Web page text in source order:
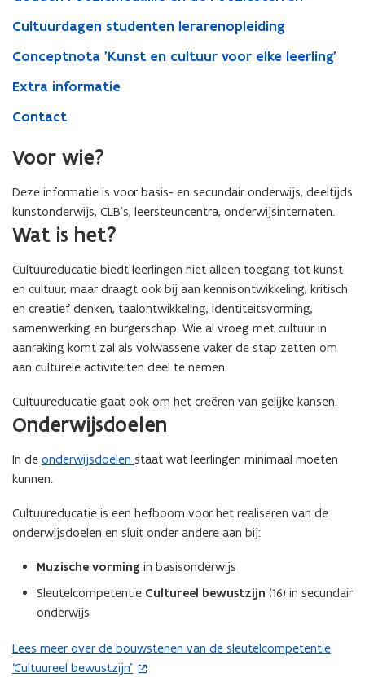
Cultuurdagen studenten lerarenopleiding
Conceptnota 'Kunst en cultuur voor elke leerling'
Extra informatie
Contact
Voor wie?
Deze informatie is voor basis- en secundair onderwijs, deeltijds
kunstonderwijs, CLB’s, leersteuncentra, onderwijsinternaten.
Wat is het?
Cultuureducatie biedt leerlingen niet alleen toegang tot kunst
en cultuur, maar draagt ook bij aan kennisontwikkeling, kritisch
en creatief denken, taalontwikkeling, identiteitsvorming,
samenwerking en burgerschap. Wie al vroeg met cultuur in
aanraking komt zal als volwassene vaker de stap zetten om
aan culturele activiteiten deel te nemen.
Cultuureducatie gaat ook om het creëren van gelijke kansen.
Onderwijsdoelen
In de onderwijsdoelen staat wat leerlingen minimaal moeten
kunnen.
Cultuureducatie is een hefboom voor het realiseren van de
onderwijsdoelen en sluit onder andere aan bij:
Muzische vorming in basisonderwijs
Sleutelcompetentie Cultureel bewustzijn (16) in secundair
onderwijs
Lees meer over de bouwstenen van de sleutelcompetentie
‘Cultuureel bewustzijn’
(
o